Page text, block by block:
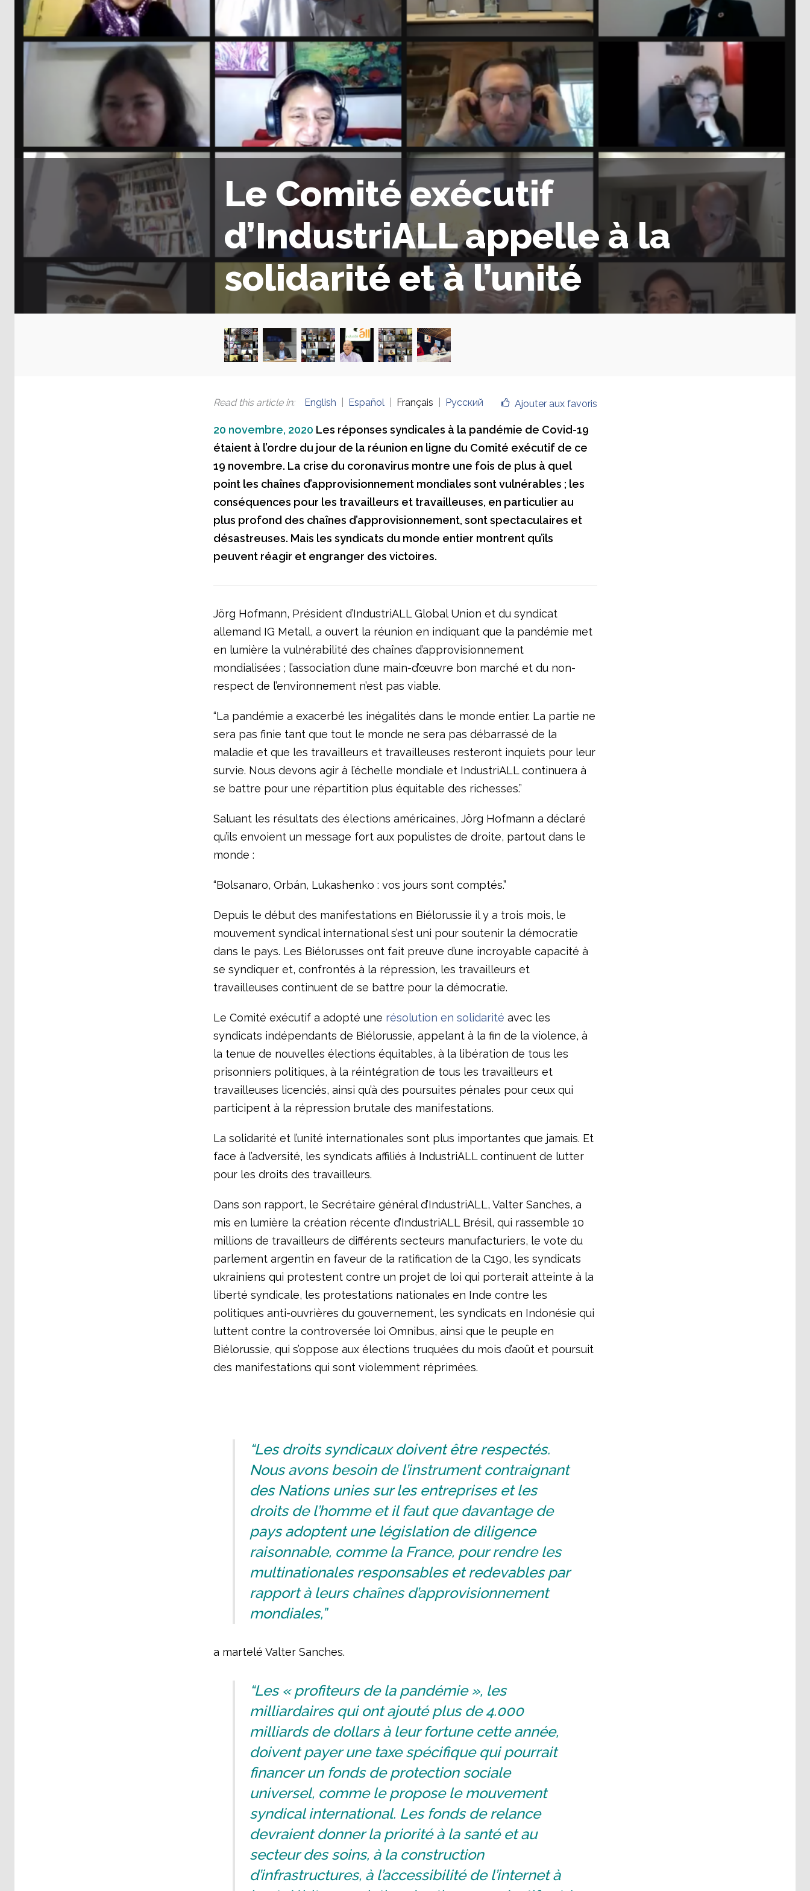
Le Comité exécutif
d’IndustriALL appelle à la
solidarité et à l’unité
Ajouter aux favoris
Read this article in: English Español Français Русский
20 novembre, 2020 Les réponses syndicales à la pandémie de Covid-19
étaient à l’ordre du jour de la réunion en ligne du Comité exécutif de ce
19 novembre. La crise du coronavirus montre une fois de plus à quel
point les chaînes d’approvisionnement mondiales sont vulnérables ; les
conséquences pour les travailleurs et travailleuses, en particulier au
plus profond des chaînes d’approvisionnement, sont spectaculaires et
désastreuses. Mais les syndicats du monde entier montrent qu’ils
peuvent réagir et engranger des victoires.
Jörg Hofmann, Président d’IndustriALL Global Union et du syndicat
allemand IG Metall, a ouvert la réunion en indiquant que la pandémie met
en lumière la vulnérabilité des chaînes d’approvisionnement
mondialisées ; l’association d’une main-d’œuvre bon marché et du non-
respect de l’environnement n’est pas viable.
“La pandémie a exacerbé les inégalités dans le monde entier. La partie ne
sera pas finie tant que tout le monde ne sera pas débarrassé de la
maladie et que les travailleurs et travailleuses resteront inquiets pour leur
survie. Nous devons agir à l’échelle mondiale et IndustriALL continuera à
se battre pour une répartition plus équitable des richesses.”
Saluant les résultats des élections américaines, Jörg Hofmann a déclaré
qu’ils envoient un message fort aux populistes de droite, partout dans le
monde :
“Bolsanaro, Orbán, Lukashenko : vos jours sont comptés.”
Depuis le début des manifestations en Biélorussie il y a trois mois, le
mouvement syndical international s’est uni pour soutenir la démocratie
dans le pays. Les Biélorusses ont fait preuve d’une incroyable capacité à
se syndiquer et, confrontés à la répression, les travailleurs et
travailleuses continuent de se battre pour la démocratie.
Le Comité exécutif a adopté une résolution en solidarité avec les
syndicats indépendants de Biélorussie, appelant à la fin de la violence, à
la tenue de nouvelles élections équitables, à la libération de tous les
prisonniers politiques, à la réintégration de tous les travailleurs et
travailleuses licenciés, ainsi qu’à des poursuites pénales pour ceux qui
participent à la répression brutale des manifestations.
La solidarité et l’unité internationales sont plus importantes que jamais. Et
face à l’adversité, les syndicats affiliés à IndustriALL continuent de lutter
pour les droits des travailleurs.
Dans son rapport, le Secrétaire général d’IndustriALL, Valter Sanches, a
mis en lumière la création récente d’IndustriALL Brésil, qui rassemble 10
millions de travailleurs de différents secteurs manufacturiers, le vote du
parlement argentin en faveur de la ratification de la C190, les syndicats
ukrainiens qui protestent contre un projet de loi qui porterait atteinte à la
liberté syndicale, les protestations nationales en Inde contre les
politiques anti-ouvrières du gouvernement, les syndicats en Indonésie qui
luttent contre la controversée loi Omnibus, ainsi que le peuple en
Biélorussie, qui s’oppose aux élections truquées du mois d’août et poursuit
des manifestations qui sont violemment réprimées.
“Les droits syndicaux doivent être respectés.
Nous avons besoin de l’instrument contraignant
des Nations unies sur les entreprises et les
droits de l’homme et il faut que davantage de
pays adoptent une législation de diligence
raisonnable, comme la France, pour rendre les
multinationales responsables et redevables par
rapport à leurs chaînes d’approvisionnement
mondiales,”
a martelé Valter Sanches.
“Les « profiteurs de la pandémie », les
milliardaires qui ont ajouté plus de 4.000
milliards de dollars à leur fortune cette année,
doivent payer une taxe spécifique qui pourrait
financer un fonds de protection sociale
universel, comme le propose le mouvement
syndical international. Les fonds de relance
devraient donner la priorité à la santé et au
secteur des soins, à la construction
d’infrastructures, à l’accessibilité de l’internet à